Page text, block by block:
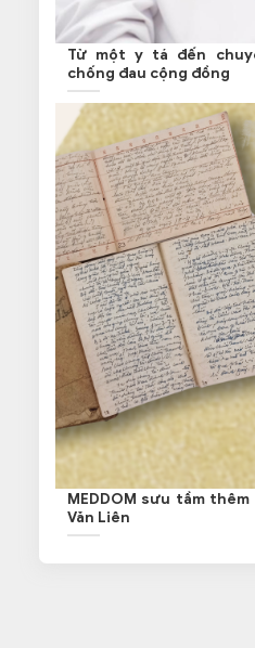
Từ một y tá đến
chống đau cộng đồng
MEDDOM sưu tầm
Văn Liên